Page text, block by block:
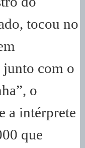
tocou no
junto com o
o
a intérprete
que